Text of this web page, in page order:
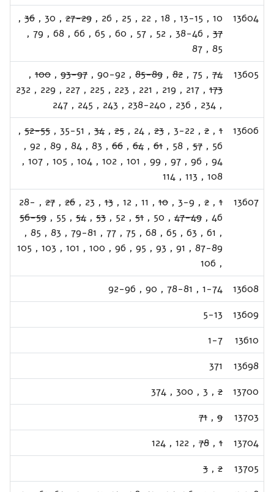
13604
10
,
13-15
,
18
,
22
,
25
,
26
,
27-29
,
30
,
36
,
37
,
38-46
,
52
,
57
,
60
,
65
,
66
,
68
,
79
,
85
,
87
13605
74
,
75
,
82
,
85-89
,
90-92
,
93-97
,
100
,
173
,
217
,
219
,
221
,
223
,
225
,
227
,
229
,
232
,
234
,
236
,
238-240
,
243
,
245
,
247
13606
1
,
2
,
3-22
,
23
,
24
,
25
,
34
,
35-51
,
52-55
,
56
,
57
,
58
,
61
,
64
,
66
,
83
,
84
,
89
,
92
,
94
,
96
,
97
,
99
,
101
,
102
,
104
,
105
,
107
,
108
,
113
,
114
13607
1
,
2
,
3-9
,
10
,
11
,
12
,
13
,
23
,
26
,
27
,
28-
46
,
47-49
,
50
,
51
,
52
,
53
,
54
,
55
,
56-59
,
61
,
63
,
65
,
68
,
75
,
77
,
79-81
,
83
,
85
,
87-89
,
91
,
93
,
95
,
96
,
100
,
101
,
103
,
105
,
106
13608
1-74
,
78-81
,
90
,
92-96
13609
5-13
13610
1-7
13698
371
13700
2
,
3
,
300
,
374
13703
9
,
71
13704
1
,
78
,
122
,
124
13705
2
,
3